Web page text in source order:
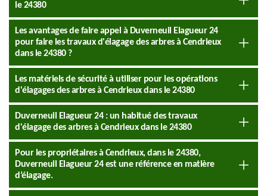
le 24380
Les avantages de faire appel à Duverneuil Elagueur 24
pour faire les travaux d'élagage des arbres à Cendrieux
dans le 24380 ?
Les matériels de sécurité à utiliser pour les opérations
d'élagages des arbres à Cendrieux dans le 24380
Duverneuil Elagueur 24 : un habitué des travaux
d'élagage des arbres à Cendrieux dans le 24380
Pour les propriétaires à Cendrieux, dans le 24380,
Duverneuil Elagueur 24 est une référence en matière
d’élagage.